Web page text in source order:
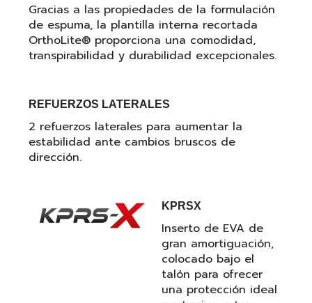
Gracias a las propiedades de la formulación
de espuma, la plantilla interna recortada
OrthoLite® proporciona una comodidad,
transpirabilidad y durabilidad excepcionales.
REFUERZOS LATERALES
2 refuerzos laterales para aumentar la
estabilidad ante cambios bruscos de
dirección.
KPRSX
Inserto de EVA de
gran amortiguación,
colocado bajo el
talón para ofrecer
una protección ideal